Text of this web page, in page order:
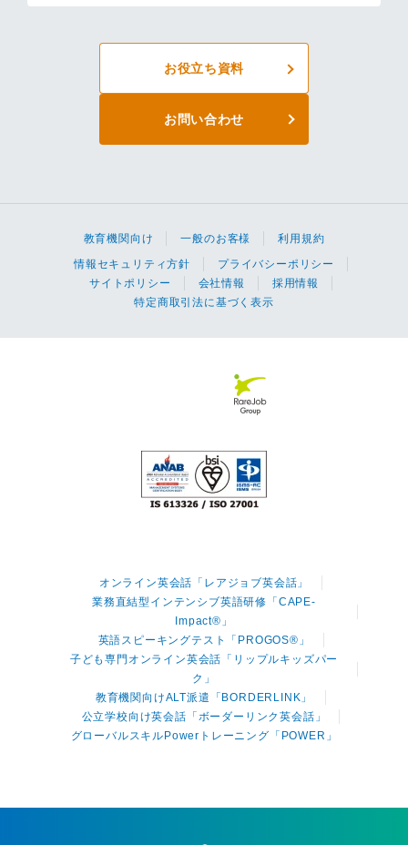
お役立ち資料
お問い合わせ
教育機関向け 一般のお客様
利用規約
情報セキュリティ方針
プライバシーポリシー
サイトポリシー
会社情報
採用情報
特定商取引法に基づく表示
オンライン英会話「レアジョブ英会話」
業務直結型インテンシブ英語研修「CAPE-
Impact®」
英語スピーキングテスト「PROGOS®」
子ども専門オンライン英会話「リップルキッズパー
ク」
教育機関向けALT派遣「BORDERLINK」
公立学校向け英会話「ボーダーリンク英会話」
グローバルスキルPowerトレーニング「POWER」